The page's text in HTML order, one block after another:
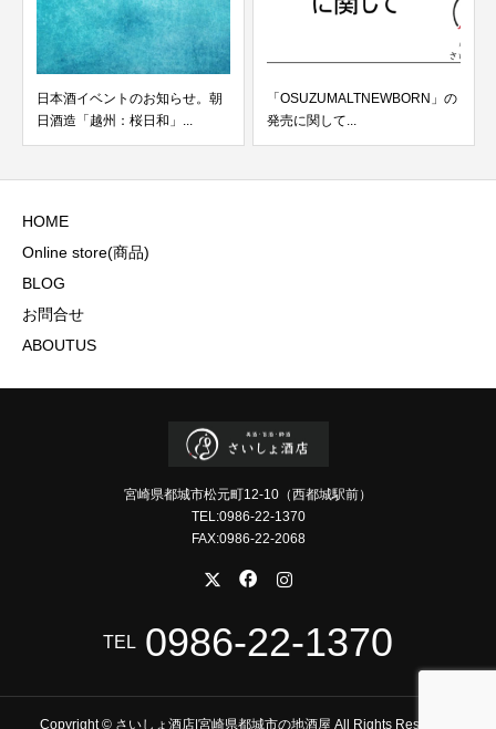
日本酒イベントのお知らせ。朝
日酒造「越州：桜日和」...
「OSUZUMALTNEWBORN」の
発売に関して...
HOME
Online store(商品)
BLOG
お問合せ
ABOUTUS
宮崎県都城市松元町12-10（西都城駅前）
TEL:0986-22-1370
FAX:0986-22-2068
TEL 0986-22-1370
Copyright © さいしょ酒店|宮崎県都城市の地酒屋 All Rights Reserved.